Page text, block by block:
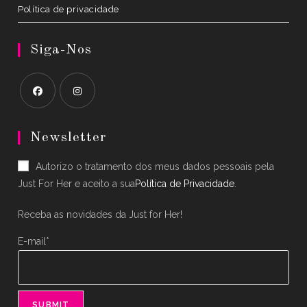
Política de privacidade
Siga-Nos
in
new
tab
in
new
tab
Newsletter
Autorizo o tratamento dos meus dados pessoais pela
Just For Her e aceito a suaPolítica de Privacidade
Receba as novidades da Just for Her!
E-mail*